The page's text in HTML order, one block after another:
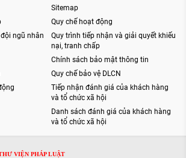
ngũ nhân
Sitemap
Quy chế hoạt động
Quy trình tiếp nhận và giải quyết khiếu
nại, tranh chấp
Chính sách bảo mật thông tin
Quy chế bảo vệ DLCN
Tiếp nhận đánh giá của khách hàng
và tổ chức xã hội
Danh sách đánh giá của khách hàng
và tổ chức xã hội
VIỆN PHÁP LUẬT